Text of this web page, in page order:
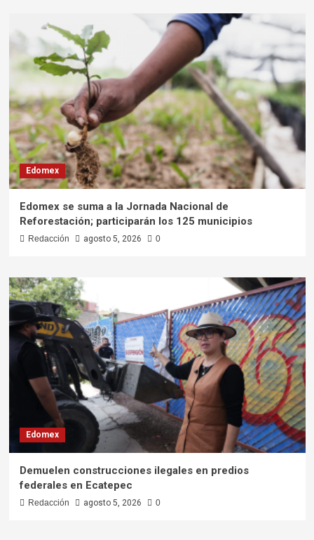
Edomex
Edomex se suma a la Jornada Nacional de
Reforestación; participarán los 125 municipios
Redacción agosto 5, 2026 0
Edomex
Demuelen construcciones ilegales en predios
federales en Ecatepec
Redacción agosto 5, 2026 0